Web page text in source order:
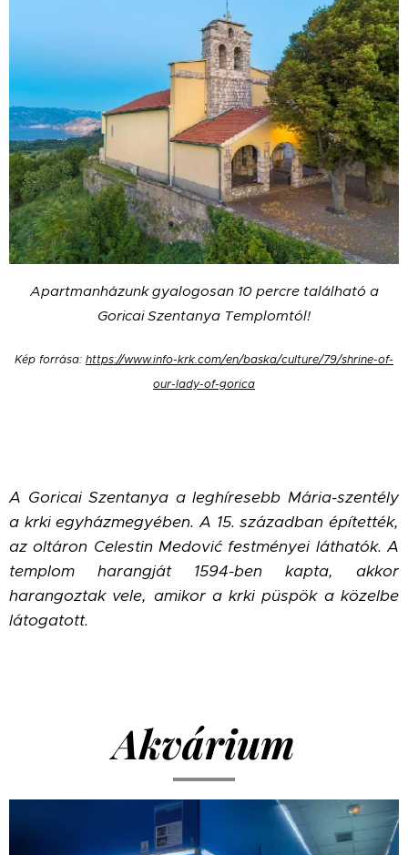
Apartmanházunk gyalogosan 10 percre található a
Goricai Szentanya Templomtól!
Kép forrása: https://www.info-krk.com/en/baska/culture/79/shrine-of-
our-lady-of-gorica
A Goricai Szentanya a leghíresebb Mária-szentély
a krki egyházmegyében. A 15. században építették,
az oltáron Celestin Medović festményei láthatók. A
templom harangját 1594-ben kapta, akkor
harangoztak vele, amikor a krki püspök a közelbe
látogatott.
Akvárium